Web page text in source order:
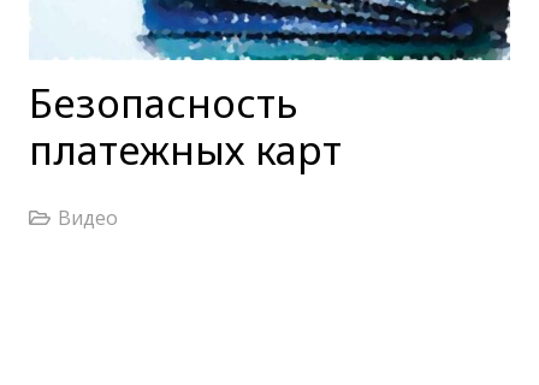
Безопасность
платежных карт
Видео